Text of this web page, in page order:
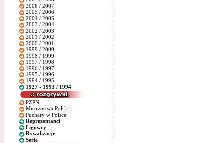
2006 / 2007
2005 / 2006
2004 / 2005
2003 / 2004
2002 / 2003
2001 / 2002
2000 / 2001
1999 / 2000
1998 / 1999
1997 / 1998
1996 / 1997
1995 / 1996
1994 / 1995
1927 - 1993 / 1994
PZPN
Mistrzostwa Polski
Puchary w Polsce
Reprezentanci
Ligowcy
Rywalizacje
Serie